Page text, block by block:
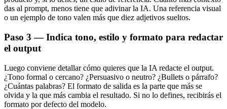
das al prompt, menos tiene que adivinar la IA. Una referencia visual
o un ejemplo de tono valen más que diez adjetivos sueltos.
Paso 3 — Indica tono, estilo y formato para redactar
el output
Luego conviene detallar cómo quieres que la IA redacte el output.
¿Tono formal o cercano? ¿Persuasivo o neutro? ¿Bullets o párrafo?
¿Cuántas palabras? El formato de salida es la parte que más se
olvida y la que más cambia el resultado. Si no lo defines, recibirás el
formato por defecto del modelo.